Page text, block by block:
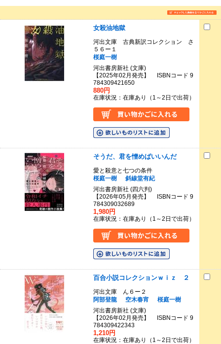
女殺油地獄
河出文庫 古典新訳コレクション さ
５６ー１
桜庭一樹
河出書房新社 (文庫)
【2025年02月発売】 ISBNコード 9
784309421650
880円
在庫状況：在庫あり（1～2日で出荷）
そうだ、君を憎めばいいんだ
愛と殺意と七つの条件
桜庭一樹
斜線堂有紀
河出書房新社 (四六判)
【2026年05月発売】 ISBNコード 9
784309032689
1,980円
在庫状況：在庫あり（1～2日で出荷）
百合小説コレクションｗｉｚ ２
河出文庫 ん６ー２
阿部登龍
空木春宵
桜庭一樹
河出書房新社 (文庫)
【2026年02月発売】 ISBNコード 9
784309422343
1,210円
在庫状況：在庫あり（1～2日で出荷）